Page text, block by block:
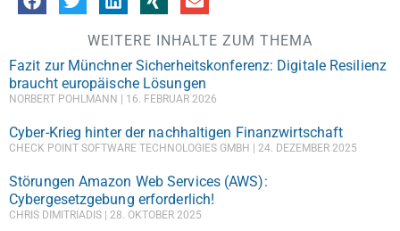
WEITERE INHALTE ZUM THEMA
Fazit zur Münchner Sicherheitskonferenz: Digitale Resilienz
braucht europäische Lösungen
NORBERT POHLMANN 16. FEBRUAR 2026
Cyber-Krieg hinter der nachhaltigen Finanzwirtschaft
CHECK POINT SOFTWARE TECHNOLOGIES GMBH 24. DEZEMBER 2025
Störungen Amazon Web Services (AWS):
Cybergesetzgebung erforderlich!
CHRIS DIMITRIADIS 28. OKTOBER 2025